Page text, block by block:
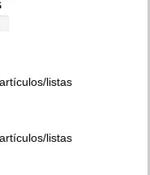
listas
listas